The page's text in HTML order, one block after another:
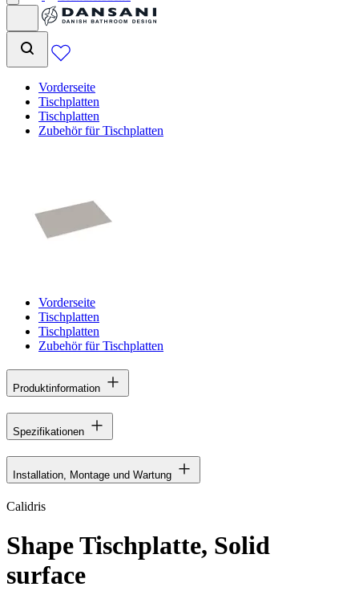
Vorderseite
Tischplatten
Tischplatten
Zubehör für Tischplatten
Vorderseite
Tischplatten
Tischplatten
Zubehör für Tischplatten
Produktinformation
Spezifikationen
Installation, Montage und Wartung
Calidris
Shape Tischplatte, Solid
surface